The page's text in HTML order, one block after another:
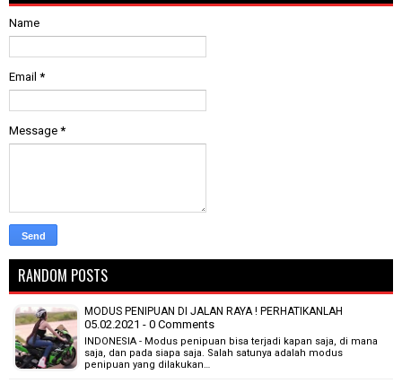
Name
Email *
Message *
RANDOM POSTS
MODUS PENIPUAN DI JALAN RAYA ! PERHATIKANLAH
05.02.2021 - 0 Comments
INDONESIA - Modus penipuan bisa terjadi kapan saja, di mana
saja, dan pada siapa saja. Salah satunya adalah modus
penipuan yang dilakukan…